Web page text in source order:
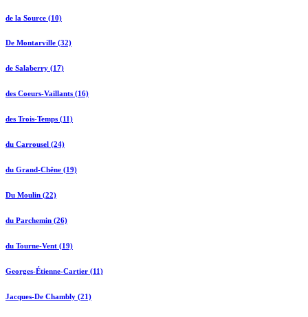
de la Source (10)
De Montarville (32)
de Salaberry (17)
des Coeurs-Vaillants (16)
des Trois-Temps (11)
du Carrousel (24)
du Grand-Chêne (19)
Du Moulin (22)
du Parchemin (26)
du Tourne-Vent (19)
Georges-Étienne-Cartier (11)
Jacques-De Chambly (21)